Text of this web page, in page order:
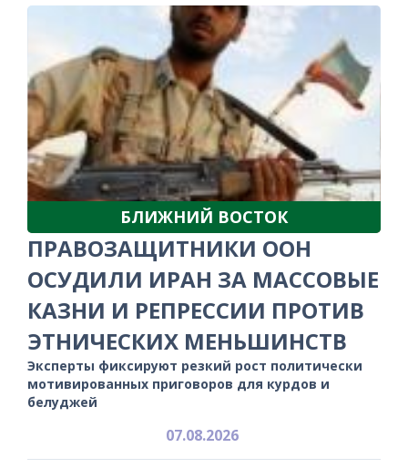
БЛИЖНИЙ ВОСТОК
ПРАВОЗАЩИТНИКИ ООН
ОСУДИЛИ ИРАН ЗА МАССОВЫЕ
КАЗНИ И РЕПРЕССИИ ПРОТИВ
ЭТНИЧЕСКИХ МЕНЬШИНСТВ
Эксперты фиксируют резкий рост политически
мотивированных приговоров для курдов и
белуджей
07.08.2026